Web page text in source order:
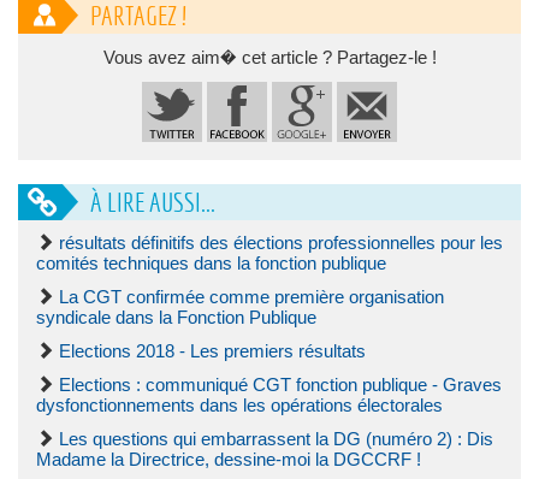
PARTAGEZ !
Vous avez aim� cet article ? Partagez-le !
À LIRE AUSSI...
résultats définitifs des élections professionnelles pour les
comités techniques dans la fonction publique
La CGT confirmée comme première organisation
syndicale dans la Fonction Publique
Elections 2018 - Les premiers résultats
Elections : communiqué CGT fonction publique - Graves
dysfonctionnements dans les opérations électorales
Les questions qui embarrassent la DG (numéro 2) : Dis
Madame la Directrice, dessine-moi la DGCCRF !